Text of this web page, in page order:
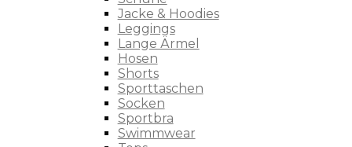
Jacke & Hoodies
Leggings
Lange Ärmel
Hosen
Shorts
Sporttaschen
Socken
Sportbra
Swimmwear